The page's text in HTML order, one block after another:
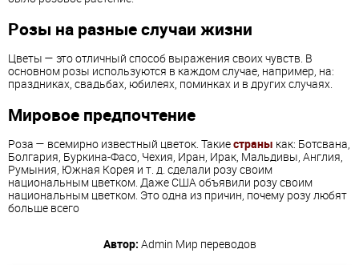
Розы на разные случаи жизни
Цветы — это отличный способ выражения своих чувств. В
основном розы используются в каждом случае, например, на:
праздниках, свадьбах, юбилеях, поминках и в других случаях.
Мировое предпочтение
Роза — всемирно известный цветок. Такиестраны как: Ботсвана,
Болгария, Буркина-Фасо, Чехия, Иран, Ирак, Мальдивы, Англия,
Румыния, Южная Корея и т. д. сделали розу своим
национальным цветком. Даже США объявили розу своим
национальным цветком. Это одна из причин, почему розу любят
больше всего
Автор: Admin Мир переводов